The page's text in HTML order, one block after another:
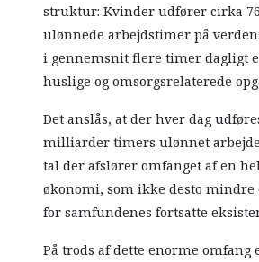
struktur: Kvinder udfører cirka
ulønnede arbejdstimer på
i gennemsnit flere timer dagligt
huslige og omsorgsrelaterede
Det anslås, at der hver dag
milliarder timers ulønnet
tal der afslører omfanget af en
økonomi, som ikke desto mindre
for samfundenes fortsatte
På trods af dette enorme